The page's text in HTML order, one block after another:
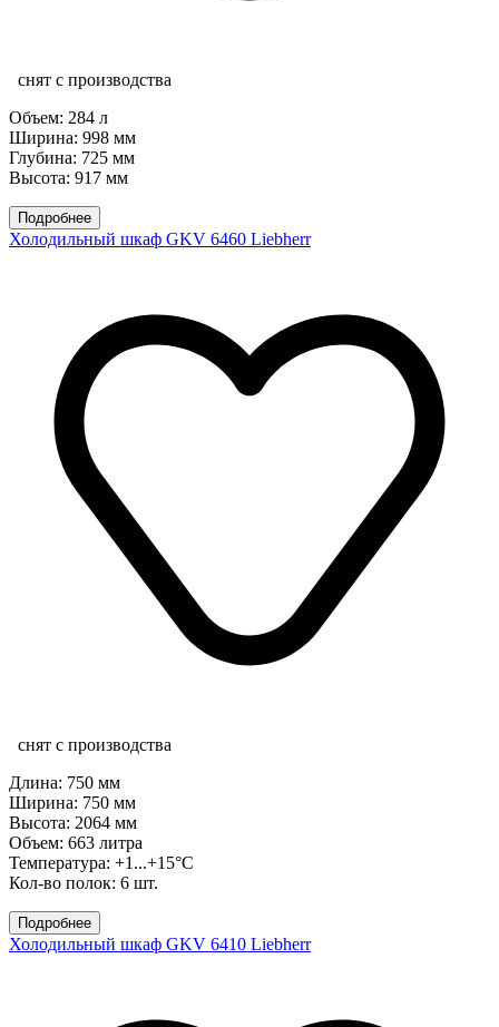
снят с производства
Объем: 284 л
Ширина: 998 мм
Глубина: 725 мм
Высота: 917 мм
Подробнее
Холодильный шкаф GKV 6460 Liebherr
снят с производства
Длина: 750 мм
Ширина: 750 мм
Высота: 2064 мм
Объем: 663 литра
Температура: +1...+15°C
Кол-во полок: 6 шт.
Подробнее
Холодильный шкаф GKV 6410 Liebherr